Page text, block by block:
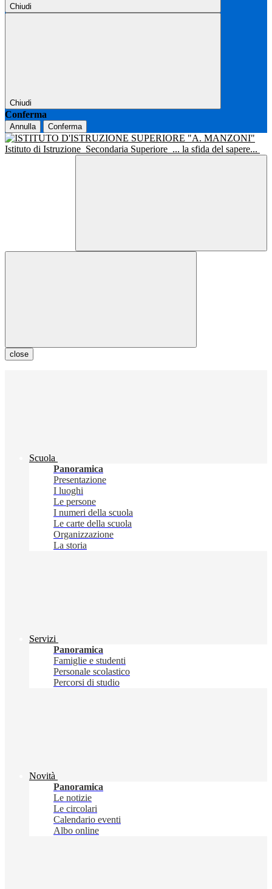
Chiudi
Chiudi
Conferma
Annulla Conferma
Istituto di Istruzione Secondaria Superiore ... la sfida del sapere...
close
Scuola
Panoramica
Presentazione
I luoghi
Le persone
I numeri della scuola
Le carte della scuola
Organizzazione
La storia
Servizi
Panoramica
Famiglie e studenti
Personale scolastico
Percorsi di studio
Novità
Panoramica
Le notizie
Le circolari
Calendario eventi
Albo online